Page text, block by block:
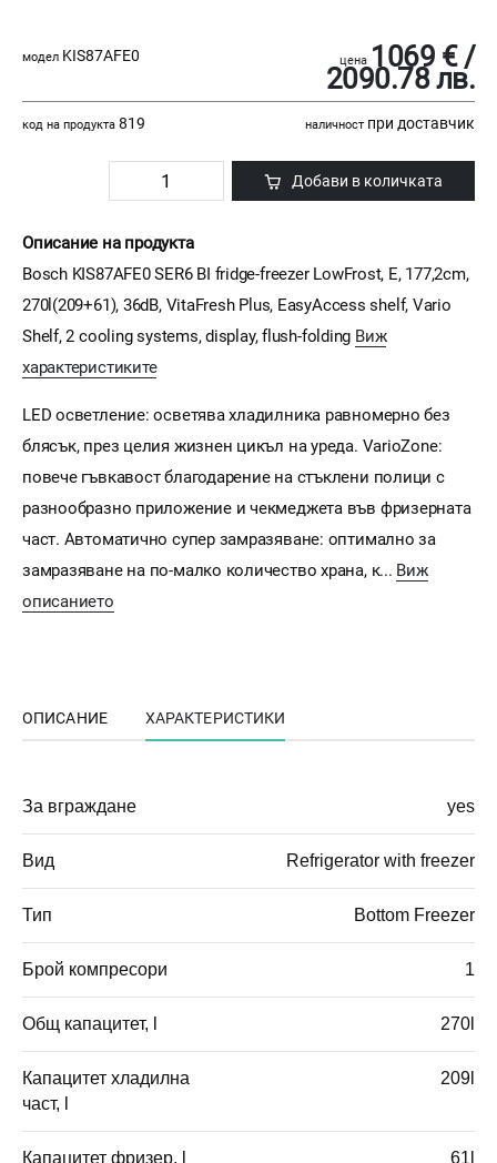
модел KIS87AFE0 цена 1069 € /
2090.78 лв.
код на продукта 819 наличност при доставчик
Добави в количката
Описание на продукта
Bosch KIS87AFE0 SER6 BI fridge-freezer LowFrost, E, 177,2cm,
270l(209+61), 36dB, VitaFresh Plus, EasyAccess shelf, Vario
Shelf, 2 cooling systems, display, flush-folding Виж
характеристиките
LED осветление: осветява хладилника равномерно без
блясък, през целия жизнен цикъл на уреда. VarioZone:
повече гъвкавост благодарение на стъклени полици с
разнообразно приложение и чекмеджета във фризерната
част. Автоматично супер замразяване: оптимално за
замразяване на по-малко количество храна, к... Виж
описанието
ОПИСАНИЕ ХАРАКТЕРИСТИКИ
За вграждане yes
Вид Refrigerator with freezer
Тип Bottom Freezer
Брой компресори 1
Общ капацитет, l 270l
Капацитет хладилна
част, l
209l
Капацитет фризер, l 61l